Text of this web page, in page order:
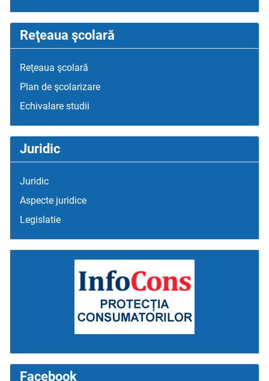
Reţeaua şcolară
Reţeaua şcolară
Plan de şcolarizare
Echivalare studii
Juridic
Juridic
Aspecte juridice
Legislatie
Facebook